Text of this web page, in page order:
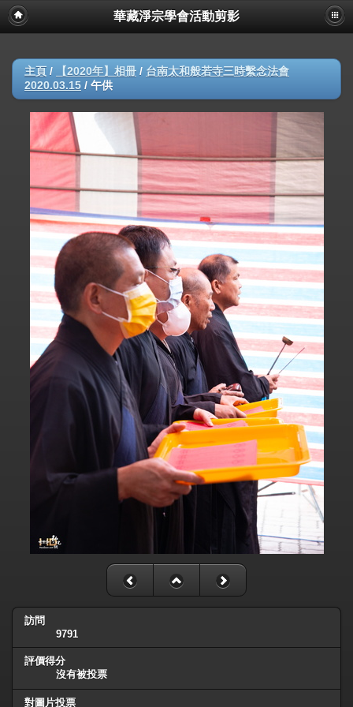
華藏淨宗學會活動剪影
主頁 / 【2020年】相冊 / 台南太和般若寺三時繫念法會
2020.03.15 / 午供
訪問
9791
評價得分
沒有被投票
對圖片投票